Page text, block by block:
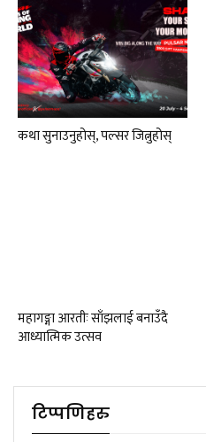
कथा सुनाउनुहोस्, पल्सर जित्नुहोस्
महागङ्गा आरतीः साँझलाई बनाउँदै
आध्यात्मिक उत्सव
टिप्पणिहरु